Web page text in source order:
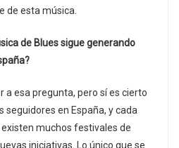
de esta música.
de Blues sigue generando
a esa pregunta, pero sí es cierto
seguidores en España, y cada
muchos festivales de
iniciativas. Lo único que se